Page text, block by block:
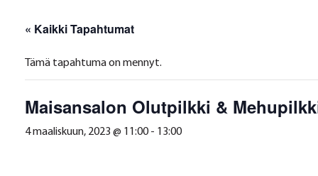
« Kaikki Tapahtumat
Tämä tapahtuma on mennyt.
Maisansalon Olutpilkki &
4 maaliskuun, 2023 @ 11:00- 13:00